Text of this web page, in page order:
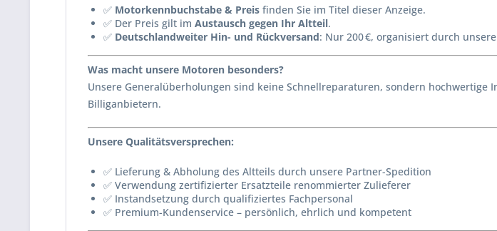
✅ Motorkennbuchstabe & Preis finden Sie im Titel dieser Anzeige.
✅ Der Preis gilt im Austausch gegen Ihr Altteil.
✅ Deutschlandweiter Hin- und Rückversand: Nur 200 €, organisiert durch
Was macht unsere Motoren besonders?
Unsere Generalüberholungen sind keine Schnellreparaturen, sondern hochwertige
Billiganbietern.
Unsere Qualitätsversprechen:
✅ Lieferung & Abholung des Altteils durch unsere Partner-Spedition
✅ Verwendung zertifizierter Ersatzteile renommierter Zulieferer
✅ Instandsetzung durch qualifiziertes Fachpersonal
✅ Premium-Kundenservice – persönlich, ehrlich und kompetent